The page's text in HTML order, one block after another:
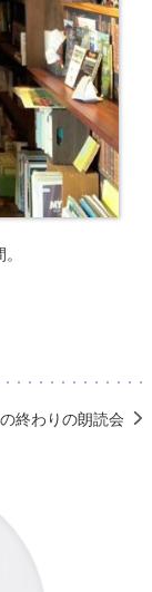
終わりの朗読会